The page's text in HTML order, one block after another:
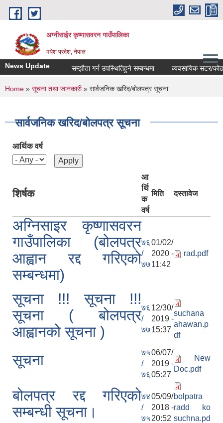
Skip to main content
अग्नीसाईर कृष्णासवरन गाउँपालिका
मधेश प्रदेश, नेपाल
News Update सम्झौता गर्न उपस्थितिहुने सम्बन्धमा व्यवसायिक सटर/
You are here
Home » सूचना तथा जानकारी» सार्वजनिक खरिद/बोलपत्र सूचना
सार्वजनिक खरिद/बोलपत्र सूचना
आर्थिक वर्ष
शिर्षक
आ
र्थि
क
वर्ष
मिति दस्तावेज
अग्निसाइर कृष्णासवरन
गाउँपालिका (बोलपत्र
आह्वान रद्द गरिएको
सम्बन्धमा)
७६
/
७७
01/02/
2020 -
11:42
rad.pdf
सूचना !!! सूचना !!!
सूचना ( बोलपत्र
आह्वानको सूचना )
७६
/
७७
12/30/
2019 -
15:37
suchana
ahawan.p
df
सूचना
७५
/
७६
06/07/
2019 -
05:27
New
Doc.pdf
बोलपत्र रद्द गरिएको
सम्बन्धी सूचना।
७४
/
७५
05/09/
2018 -
20:52
bolpatra
radd ko
suchna.pd